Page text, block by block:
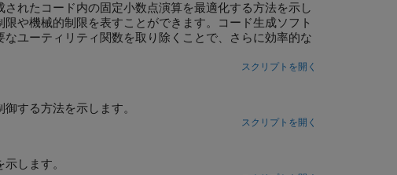
れたコード内の固定小数点演算を最適化する方法を示し
や機械的制限を表すことができます。コード生成ソフト
ユーティリティ関数を取り除くことで、さらに効率的な
スクリプトを開く
する方法を示します。
スクリプトを開く
します。